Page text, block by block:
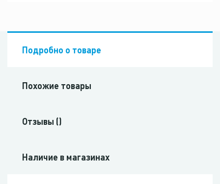
Подробно о товаре
Похожие товары
Отзывы ()
Наличие в магазинах